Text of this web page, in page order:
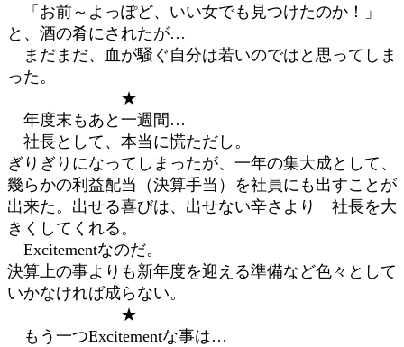
「お前～よっぽど、いい女でも見つけたのか！」
と、酒の肴にされたが…
まだまだ、血が騒ぐ自分は若いのではと思ってしま
った。
★
年度末もあと一週間…
社長として、本当に慌ただし。
ぎりぎりになってしまったが、一年の集大成として、
幾らかの利益配当（決算手当）を社員にも出すことが
出来た。出せる喜びは、出せない辛さより 社長を大
きくしてくれる。
Excitementなのだ。
決算上の事よりも新年度を迎える準備など色々として
いかなければ成らない。
★
もう一つExcitementな事は…